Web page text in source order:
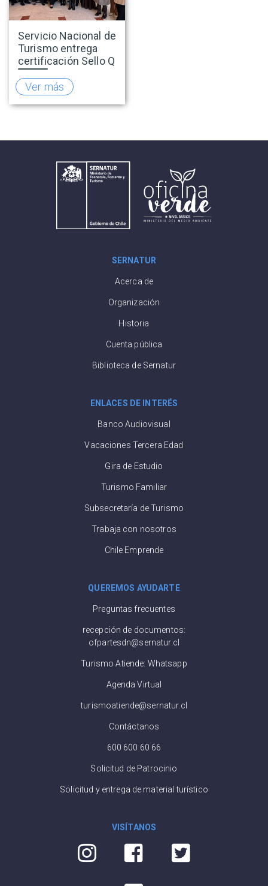
Servicio Nacional de
Turismo entrega
certificación Sello Q
a Antay Casino
Hotel de Copiapó
Ver más
SERNATUR
Acerca de
Organización
Historia
Cuenta pública
Biblioteca de Sernatur
ENLACES DE INTERÉS
Banco Audiovisual
Vacaciones Tercera Edad
Gira de Estudio
Turismo Familiar
Subsecretaría de Turismo
Trabaja con nosotros
Chile Emprende
QUEREMOS AYUDARTE
Preguntas frecuentes
recepción de documentos:
ofpartesdn@sernatur.cl
Turismo Atiende: Whatsapp
Agenda Virtual
turismoatiende@sernatur.cl
Contáctanos
600 600 60 66
Solicitud de Patrocinio
Solicitud y entrega de material turístico
VISÍTANOS